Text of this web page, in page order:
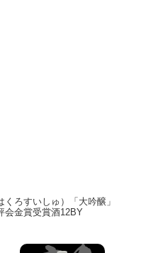
くろすいしゅ）「大吟醸」
会金賞受賞酒12BY